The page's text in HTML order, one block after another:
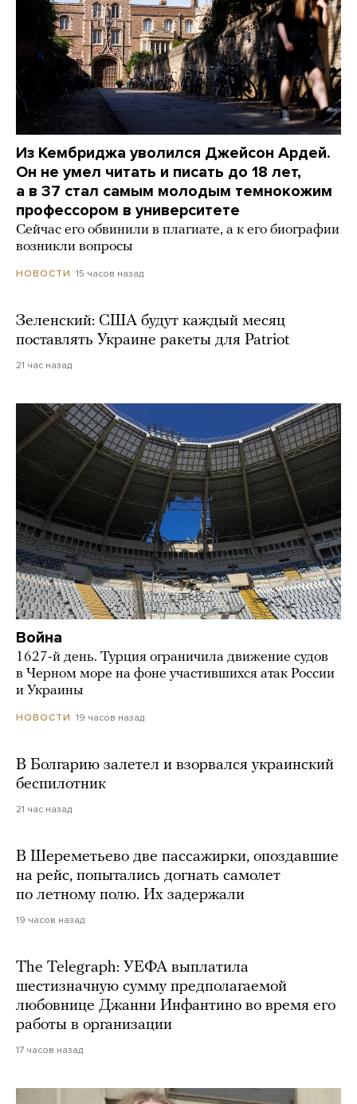
Из Кембриджа уволился Джейсон Ардей.
Он не умел читать и писать до 18 лет,
а в 37 стал самым молодым темнокожим
профессором в университете
Сейчас его обвинили в плагиате, а к его биографии
возникли вопросы
НОВОСТИ 15 часов назад
Зеленский: США будут каждый месяц
поставлять Украине ракеты для Patriot
21 час назад
Война
1627-й день. Турция ограничила движение судов
в Черном море на фоне участившихся атак России
и Украины
НОВОСТИ 19 часов назад
В Болгарию залетел и взорвался украинский
беспилотник
21 час назад
В Шереметьево две пассажирки, опоздавшие
на рейс, попытались догнать самолет
по летному полю. Их задержали
19 часов назад
The Telegraph: УЕФА выплатила
шестизначную сумму предполагаемой
любовнице Джанни Инфантино во время его
работы в организации
17 часов назад